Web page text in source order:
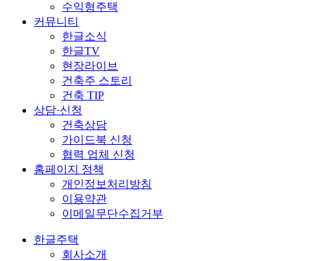
수익형주택
커뮤니티
한글소식
한글TV
현장라이브
건축주 스토리
건축 TIP
상담·신청
건축상담
가이드북 신청
협력 업체 신청
홈페이지 정책
개인정보처리방침
이용약관
이메일무단수집거부
한글주택
회사소개